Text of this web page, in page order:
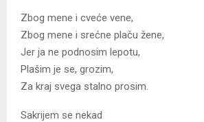
Zbog mene i cveće vene,
Zbog mene i srećne plaču žene,
Jer ja ne podnosim lepotu,
Plašim je se, grozim,
Za kraj svega stalno prosim.
Sakrijem se nekad